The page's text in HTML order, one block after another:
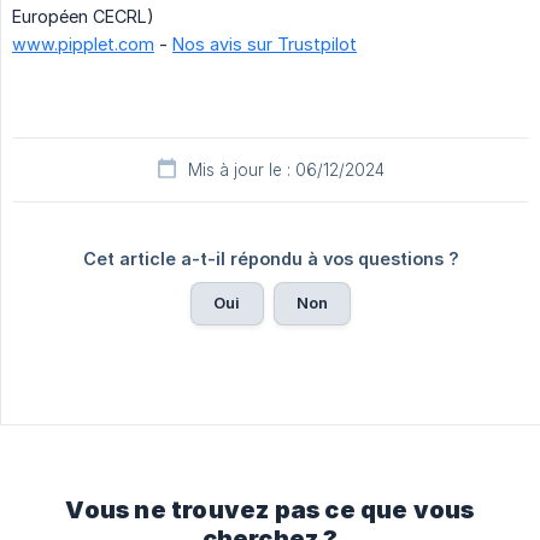
Européen CECRL)
www.pipplet.com - Nos avis sur Trustpilot
Mis à jour le : 06/12/2024
Cet article a-t-il répondu à vos questions ?
Oui Non
Vous ne trouvez pas ce que vous